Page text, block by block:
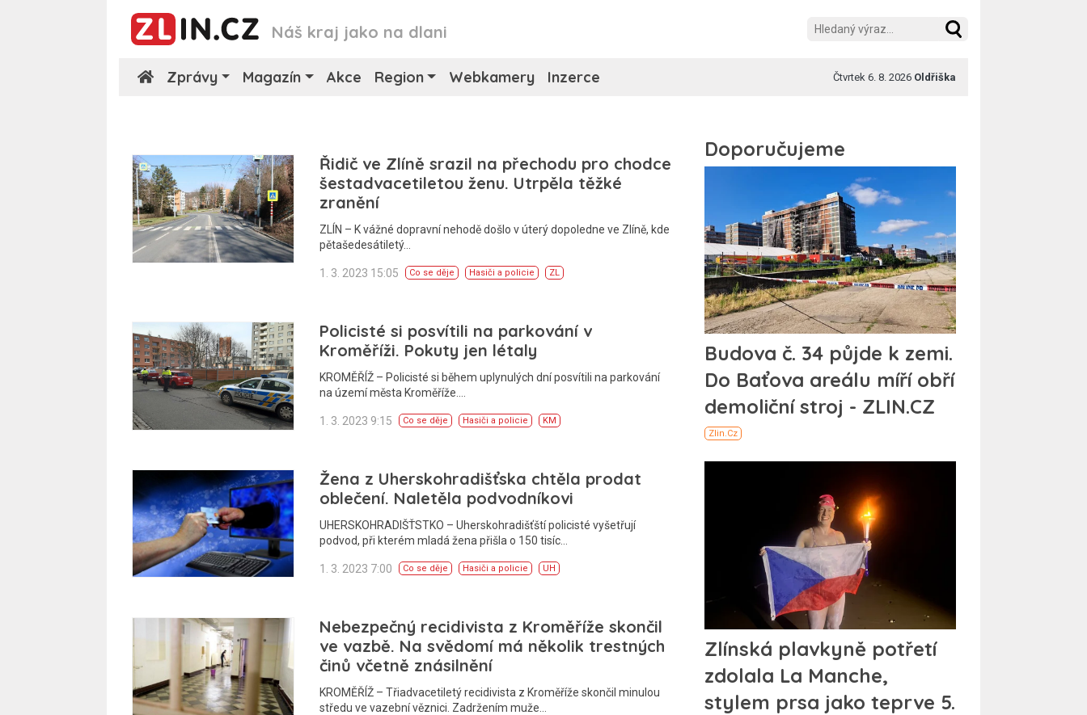
Náš kraj jako na dlani
Zprávy Magazín Akce Region Webkamery Inzerce Čtvrtek 6. 8. 2026 Oldřiška
Řidič ve Zlíně srazil na přechodu pro chodce
šestadvacetiletou ženu. Utrpěla těžké
zranění
ZLÍN – K vážné dopravní nehodě došlo v úterý dopoledne ve Zlíně, kde
pětašedesátiletý…
1. 3. 2023 15:05 Co se děje Hasiči a policie ZL
Policisté si posvítili na parkování v
Kroměříži. Pokuty jen létaly
KROMĚŘÍŽ – Policisté si během uplynulých dní posvítili na parkování
na území města Kroměříže.…
1. 3. 2023 9:15 Co se děje Hasiči a policie KM
Žena z Uherskohradišťska chtěla prodat
oblečení. Naletěla podvodníkovi
UHERSKOHRADIŠŤSTKO – Uherskohradišťští policisté vyšetřují
podvod, při kterém mladá žena přišla o 150 tisíc…
1. 3. 2023 7:00 Co se děje Hasiči a policie UH
Nebezpečný recidivista z Kroměříže skončil
ve vazbě. Na svědomí má několik trestných
činů včetně znásilnění
KROMĚŘÍŽ – Třiadvacetiletý recidivista z Kroměříže skončil minulou
středu ve vazební věznici. Zadržením muže…